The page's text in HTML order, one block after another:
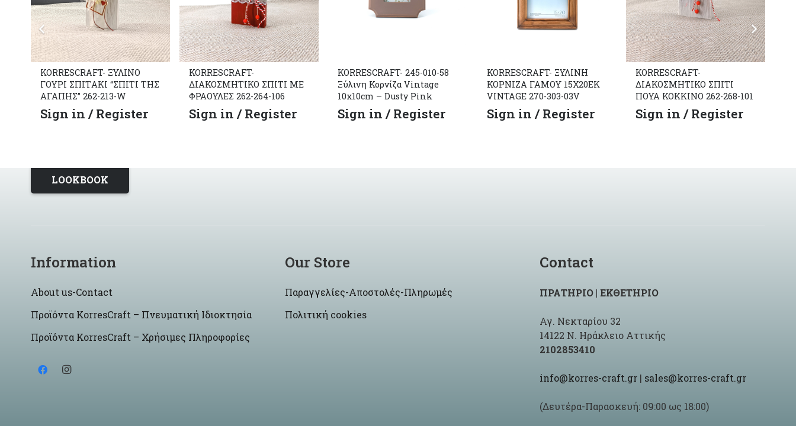
KORRESCRAFT- ΞΥΛΙΝΟ
ΓΟΥΡΙ ΣΠΙΤAKI “ΣΠΙΤΙ ΤΗΣ
ΑΓΑΠΗΣ” 262-213-W
Sign in / Register
KORRESCRAFT-
ΔΙΑΚΟΣΜΗΤΙΚΟ ΣΠΙΤΙ ΜΕ
ΦΡΑΟΥΛΕΣ 262-264-106
Sign in / Register
KORRESCRAFT- 245-010-58
Ξύλινη Κορνίζα Vintage
10x10cm – Dusty Pink
Sign in / Register
KORRESCRAFT- ΞΥΛΙΝΗ
ΚΟΡΝΙΖΑ ΓΑΜΟΥ 15Χ20ΕΚ
VINTAGE 270-303-03V
Sign in / Register
KORRESCRAFT-
ΔΙΑΚΟΣΜΗΤΙΚΟ ΣΠΙΤΙ
ΠΟΥΑ ΚΟΚΚΙΝΟ 262-268-101
Sign in / Register
LOOKBOOK
Information
About us-Contact
Προϊόντα KorresCraft – Πνευματική Ιδιοκτησία
Προϊόντα KorresCraft – Χρήσιμες Πληροφορίες
Our Store
Παραγγελίες-Αποστολές-Πληρωμές
Πολιτική cookies
Contact
ΠΡΑΤΗΡΙΟ | ΕΚΘΕΤΗΡΙΟ
Αγ. Νεκταρίου 32
14122 Ν. Ηράκλειο Αττικής
2102853410
info@korres-craft.gr| sales@korres-craft.gr
(Δευτέρα-Παρασκευή: 09:00 ως 18:00)